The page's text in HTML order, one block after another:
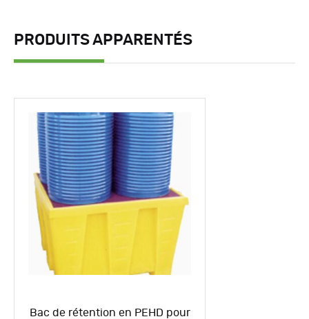
PRODUITS APPARENTÉS
Bac de rétention en PEHD pour